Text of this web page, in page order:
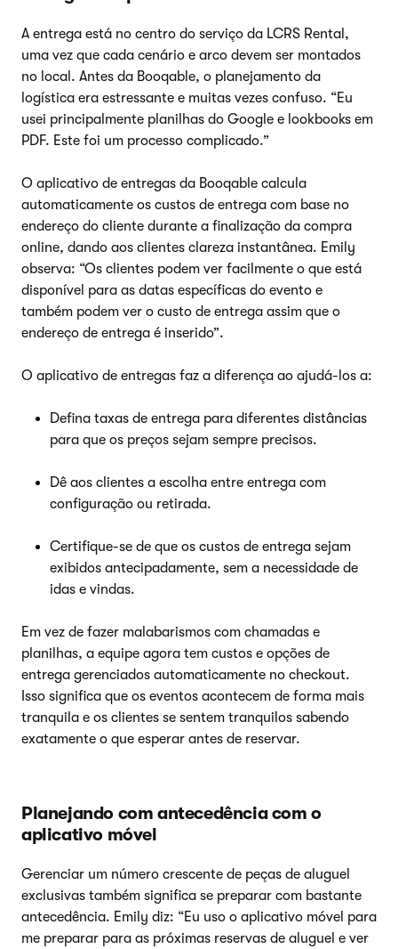
A entrega está no centro do serviço da LCRS Rental,
uma vez que cada cenário e arco devem ser montados
no local. Antes da Booqable, o planejamento da
logística era estressante e muitas vezes confuso. “Eu
usei principalmente planilhas do Google e lookbooks em
PDF. Este foi um processo complicado.”
O aplicativo de entregas da Booqable calcula
automaticamente os custos de entrega com base no
endereço do cliente durante a finalização da compra
online, dando aos clientes clareza instantânea. Emily
observa: “Os clientes podem ver facilmente o que está
disponível para as datas específicas do evento e
também podem ver o custo de entrega assim que o
endereço de entrega é inserido”.
O aplicativo de entregas faz a diferença ao ajudá-los a:
Defina taxas de entrega para diferentes distâncias
para que os preços sejam sempre precisos.
Dê aos clientes a escolha entre entrega com
configuração ou retirada.
Certifique-se de que os custos de entrega sejam
exibidos antecipadamente, sem a necessidade de
idas e vindas.
Em vez de fazer malabarismos com chamadas e
planilhas, a equipe agora tem custos e opções de
entrega gerenciados automaticamente no checkout.
Isso significa que os eventos acontecem de forma mais
tranquila e os clientes se sentem tranquilos sabendo
exatamente o que esperar antes de reservar.
Planejando com antecedência com o
aplicativo móvel
Gerenciar um número crescente de peças de aluguel
exclusivas também significa se preparar com bastante
antecedência. Emily diz: “Eu uso o aplicativo móvel para
me preparar para as próximas reservas de aluguel e ver